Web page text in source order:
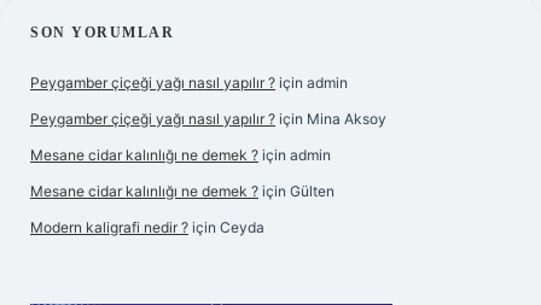
SIDEBAR
SON YORUMLAR
Peygamber çiçeği yağı nasıl yapılır ? için admin
Peygamber çiçeği yağı nasıl yapılır ? için Mina Aksoy
Mesane cidar kalınlığı ne demek ? için admin
Mesane cidar kalınlığı ne demek ? için Gülten
Modern kaligrafi nedir ? için Ceyda